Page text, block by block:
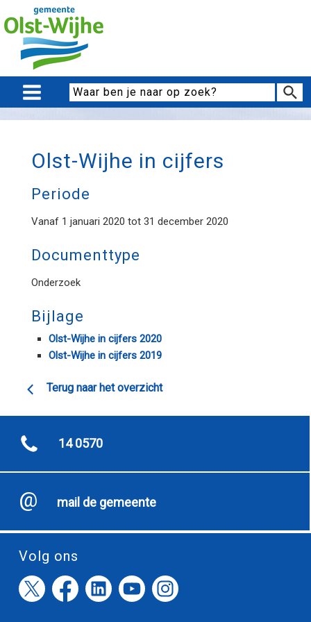
Olst-Wijhe in cijfers
Periode
Vanaf 1 januari 2020 tot 31 december 2020
Documenttype
Onderzoek
Bijlage
Olst-Wijhe in cijfers 2020
Olst-Wijhe in cijfers 2019
Terug naar het overzicht
14 0570
mail de gemeente
Volg ons